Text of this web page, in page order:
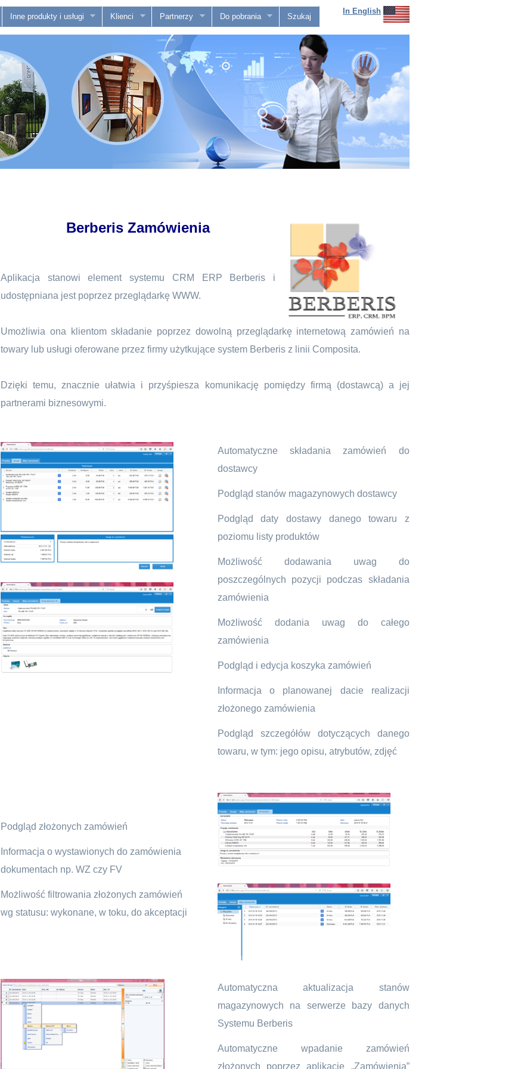
In English
Inne produkty i usługi Klienci Partnerzy Do pobrania Szukaj
Berberis Zamówienia
Aplikacja stanowi element systemu CRM ERP Berberis i
udostępniana jest poprzez przeglądarkę WWW.
Umożliwia ona klientom składanie poprzez dowolną przeglądarkę internetową zamówień na
towary lub usługi oferowane przez firmy użytkujące system Berberis z linii Composita.
Dzięki temu, znacznie ułatwia i przyśpiesza komunikację pomiędzy firmą (dostawcą) a jej
partnerami biznesowymi.
Automatyczne składania zamówień do
dostawcy
Podgląd stanów magazynowych dostawcy
Podgląd daty dostawy danego towaru z
poziomu listy produktów
Możliwość dodawania uwag do
poszczególnych pozycji podczas składania
zamówienia
Możliwość dodania uwag do całego
zamówienia
Podgląd i edycja koszyka zamówień
Informacja o planowanej dacie realizacji
złożonego zamówienia
Podgląd szczegółów dotyczących danego
towaru, w tym: jego opisu, atrybutów, zdjęć
Podgląd złożonych zamówień
Informacja o wystawionych do zamówienia
dokumentach np. WZ czy FV
Możliwość filtrowania złożonych zamówień
wg statusu: wykonane, w toku, do akceptacji
Automatyczna aktualizacja stanów
magazynowych na serwerze bazy danych
Systemu Berberis
Automatyczne wpadanie zamówień
złożonych poprzez aplikację „Zamówienia”